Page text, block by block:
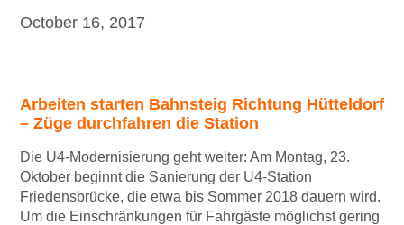
October 16, 2017
Arbeiten starten Bahnsteig Richtung Hütteldorf
– Züge durchfahren die Station
Die U4-Modernisierung geht weiter: Am Montag, 23.
Oktober beginnt die Sanierung der U4-Station
Friedensbrücke, die etwa bis Sommer 2018 dauern wird.
Um die Einschränkungen für Fahrgäste möglichst gering